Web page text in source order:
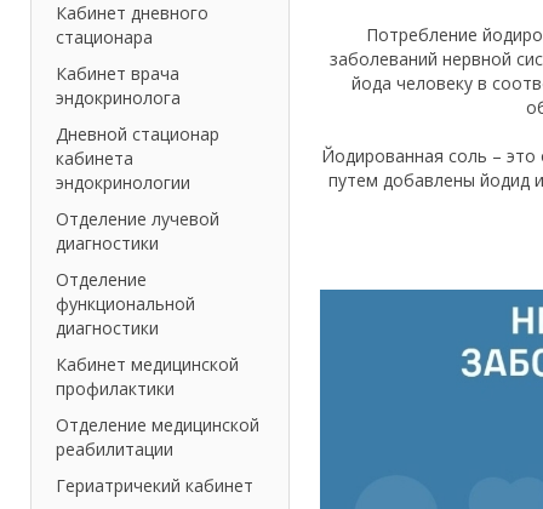
Потребление
заболеваний нервной
йода человеку в
Йодированная соль – это
путем добавлены йодид
Кабинет дневного
стационара
Кабинет врача
эндокринолога
Дневной стационар
кабинета
эндокринологии
Отделение лучевой
диагностики
Отделение
функциональной
диагностики
Кабинет медицинской
профилактики
Отделение медицинской
реабилитации
Гериатричекий кабинет